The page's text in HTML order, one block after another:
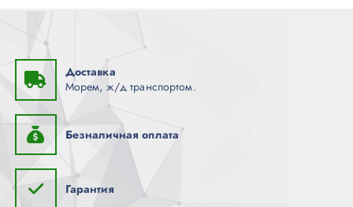
Доставка
Морем, ж/д транспортом.
Безналичная оплата
Гарантия